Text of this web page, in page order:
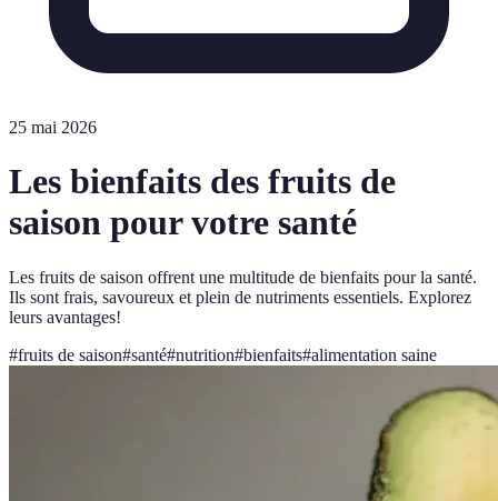
25 mai 2026
Les bienfaits des fruits de
saison pour votre santé
Les fruits de saison offrent une multitude de bienfaits pour la santé.
Ils sont frais, savoureux et plein de nutriments essentiels. Explorez
leurs avantages!
#fruits de saison#santé#nutrition#bienfaits#alimentation saine